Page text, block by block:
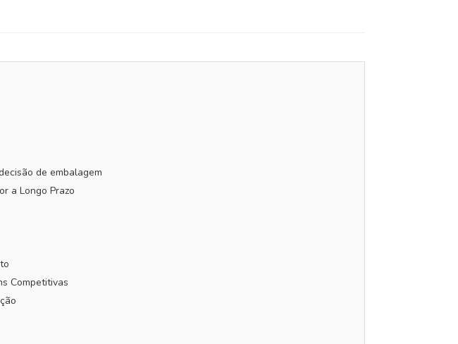
de embalagem
a Longo Prazo
Competitivas